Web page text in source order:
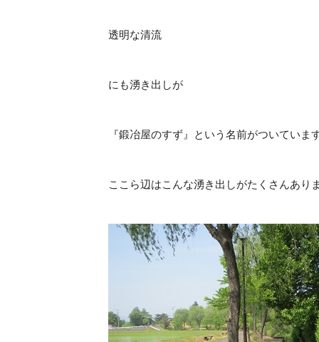
透明な清流
にも湧き出しが
『鍛冶屋のすず』という名前がついていま
ここら辺はこんな湧き出しがたくさんあり